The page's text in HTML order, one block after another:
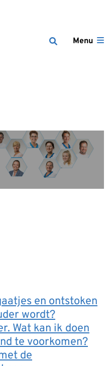
Menu
en ontstoken
wordt?
Wat kan ik doen
te voorkomen?
de